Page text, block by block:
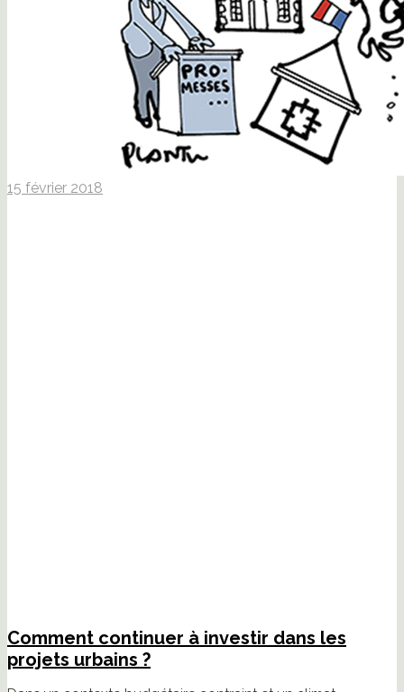
15 février 2018
Comment continuer à investir dans les
projets urbains ?